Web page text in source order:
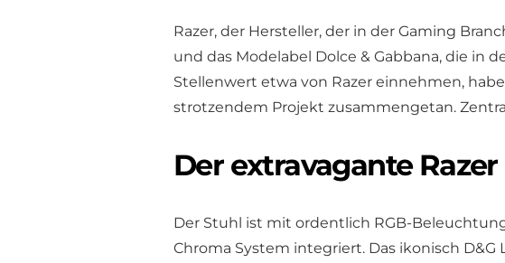
Razer, der Hersteller, der in der Gaming
und das Modelabel Dolce & Gabbana, die in
Stellenwert etwa von Razer einnehmen,
strotzendem Projekt zusammengetan.
Der extravagante
Der Stuhl ist mit ordentlich RGB-
Chroma System integriert. Das ikonisch D&G